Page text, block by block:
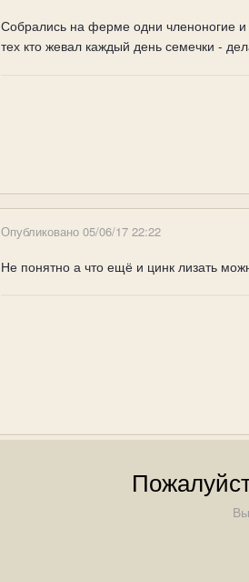
Собрались на ферме одни членоногие и
тех кто жевал каждый день семечки -
Опубликовано 05/06/17 22:22
Не понятно а что ещё и цинк лизать